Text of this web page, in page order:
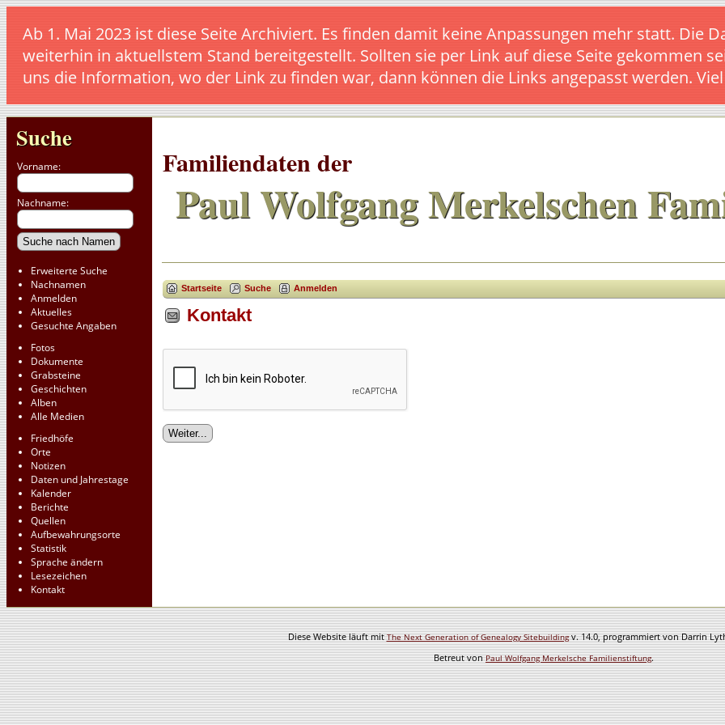
Ab 1. Mai 2023 ist diese Seite Archiviert. Es finden damit keine Anpassungen mehr statt. Die
weiterhin in aktuellstem Stand bereitgestellt. Sollten sie per Link auf diese Seite gekommen
uns die Information, wo der Link zu finden war, dann können die Links angepasst werden.
Suche
Vorname:
Nachname:
Erweiterte Suche
Nachnamen
Anmelden
Aktuelles
Gesuchte Angaben
Fotos
Dokumente
Grabsteine
Geschichten
Alben
Alle Medien
Friedhöfe
Orte
Notizen
Daten und Jahrestage
Kalender
Berichte
Quellen
Aufbewahrungsorte
Statistik
Sprache ändern
Lesezeichen
Kontakt
Familiendaten der
Paul Wolfgang Merkelschen
Startseite Suche Anmelden
Kontakt
Diese Website läuft mitThe Next Generation of Genealogy Sitebuildingv. 14.0, programmiert von Darrin
Betreut vonPaul Wolfgang Merkelsche Familienstiftung.